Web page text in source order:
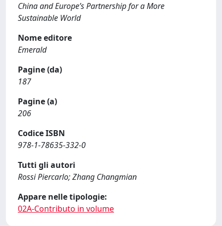
China and Europe’s Partnership for a More
Sustainable World
Nome editore
Emerald
Pagine (da)
187
Pagine (a)
206
Codice ISBN
978-1-78635-332-0
Tutti gli autori
Rossi Piercarlo; Zhang Changmian
Appare nelle tipologie:
02A-Contributo in volume